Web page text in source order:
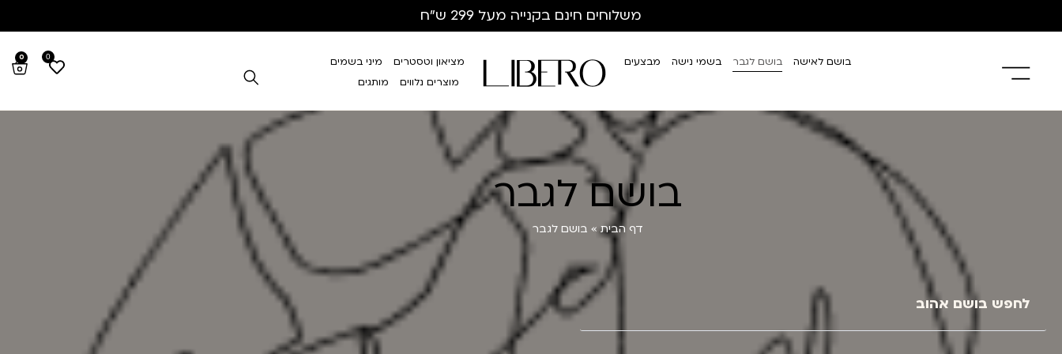
משלוחים חינם בקנייה מעל 299 ש”ח
בושם לאישה בושם לגבר בשמי נישה מבצעים מציאון וטסטרים
מיני בשמים
מוצרים נלווים
מותגים
0
0
בושם לגבר
דף הבית» בושם לגבר